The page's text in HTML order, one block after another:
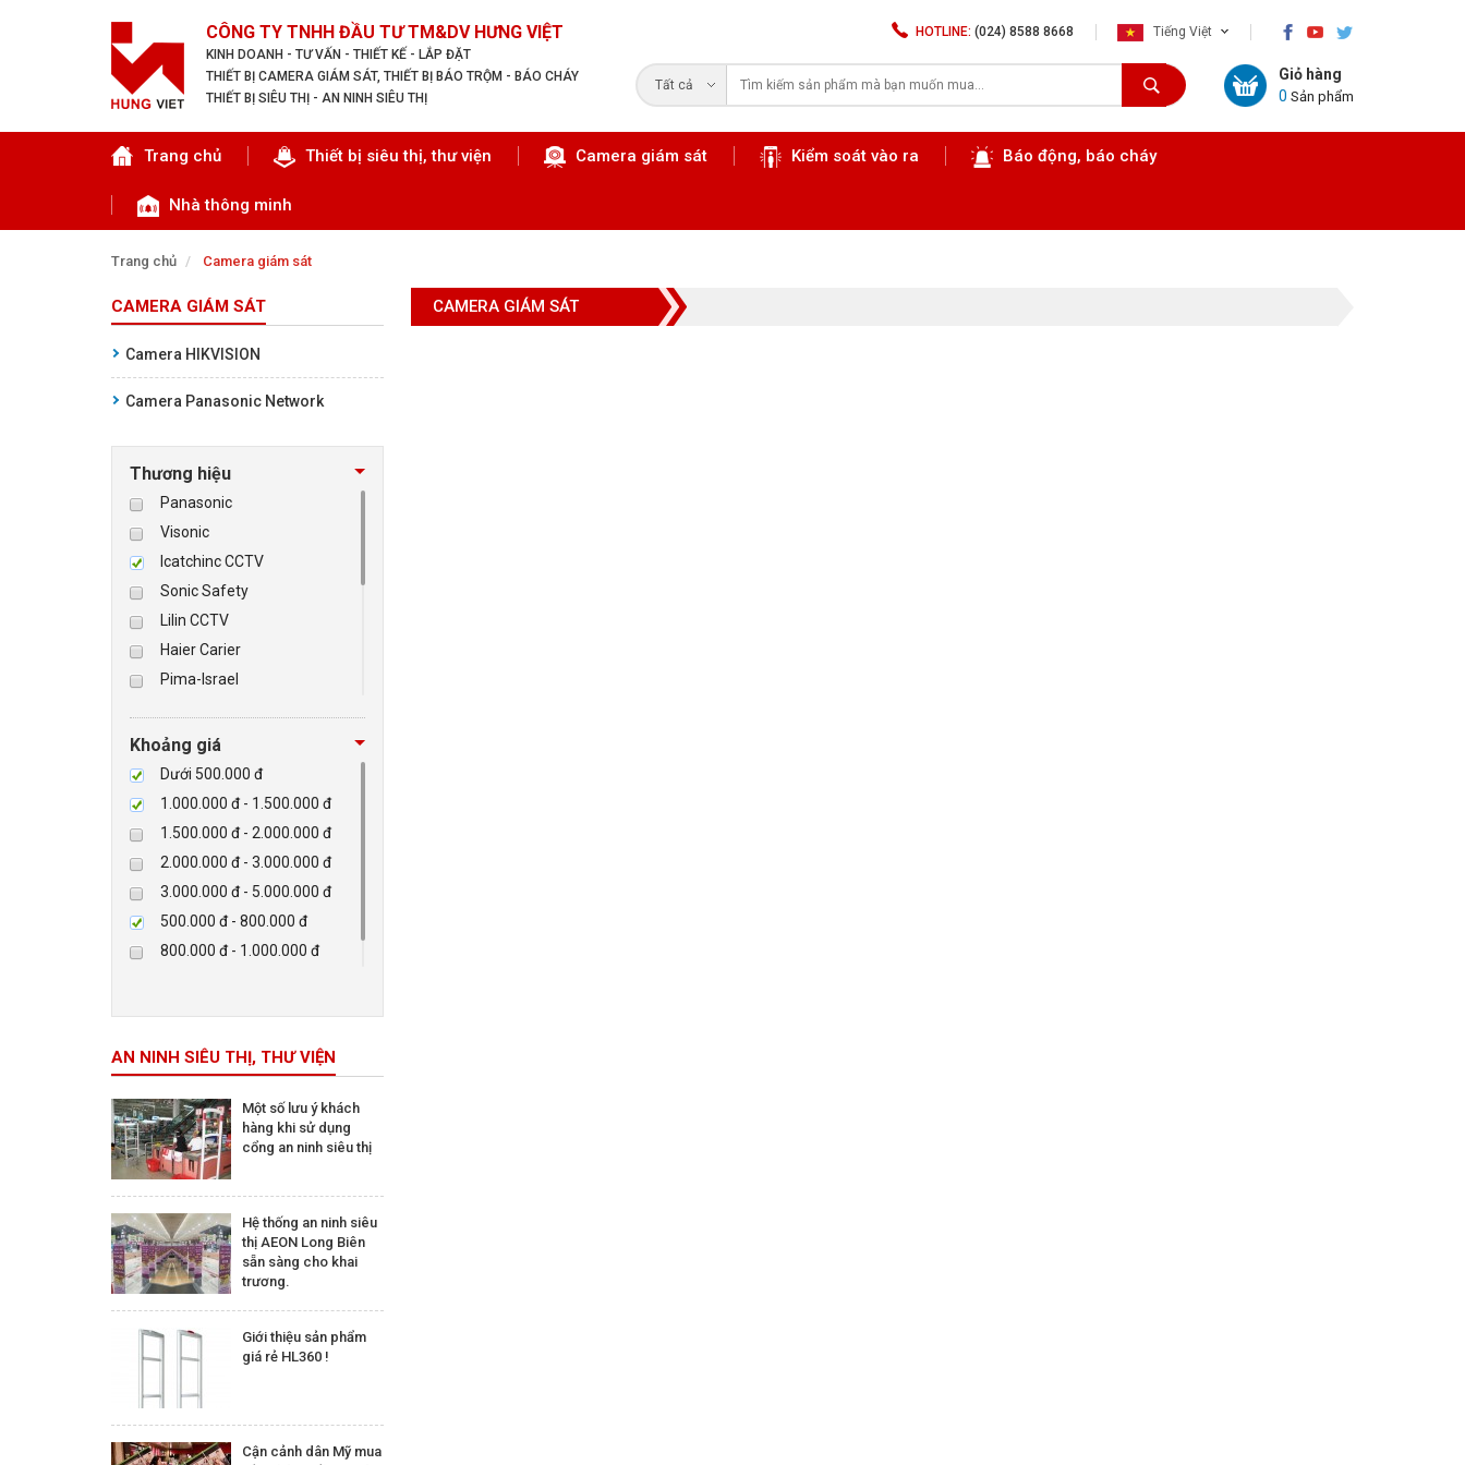
CÔNG TY TNHH ĐẦU TƯ TM&DV HƯNG VIỆT
KINH DOANH - TƯ VẤN - THIẾT KẾ - LẮP ĐẶT
THIẾT BỊ CAMERA GIÁM SÁT, THIẾT BỊ BÁO TRỘM - BÁO CHÁY
THIẾT BỊ SIÊU THỊ - AN NINH SIÊU THỊ
HOTLINE: (024) 8588 8668 Tiếng Việt
Tất cả
Giỏ hàng
0 Sản phẩm
Trang chủ Thiết bị siêu thị, thư viện Camera giám sát Kiểm soát vào ra Báo động, báo cháy
Nhà thông minh
Trang chủ Camera giám sát
CAMERA GIÁM SÁT
CAMERA GIÁM SÁT
Camera HIKVISION
Camera Panasonic Network
Thương hiệu
Panasonic
Visonic
Icatchinc CCTV
Sonic Safety
Lilin CCTV
Haier Carier
Pima-Israel
Checkpoint
Paradox-Canada
D-max
HIKVISON
Eguard
Khác
Rapiscan
Khoảng giá
Dưới 500.000 đ
1.000.000 đ - 1.500.000 đ
1.500.000 đ - 2.000.000 đ
2.000.000 đ - 3.000.000 đ
3.000.000 đ - 5.000.000 đ
500.000 đ - 800.000 đ
800.000 đ - 1.000.000 đ
AN NINH SIÊU THỊ, THƯ VIỆN
Một số lưu ý khách
hàng khi sử dụng
cổng an ninh siêu thị
Hệ thống an ninh siêu
thị AEON Long Biên
sẵn sàng cho khai
trương.
Giới thiệu sản phẩm
giá rẻ HL360 !
Cận cảnh dân Mỹ mua
Tìm theo danh mục
TRANG CHỦ
THIẾT BỊ SIÊU THỊ, THƯ VIỆN
KIỂM SOÁT VÀO RA
BÁO ĐỘNG, BÁO CHÁY
NHÀ THÔNG MINH
LIÊN HỆ